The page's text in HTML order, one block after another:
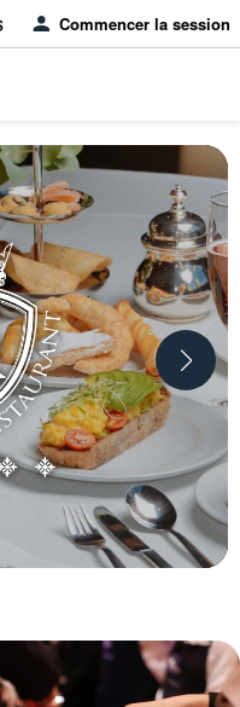
Commencer la session